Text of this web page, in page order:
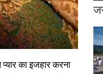
का इजहार करना